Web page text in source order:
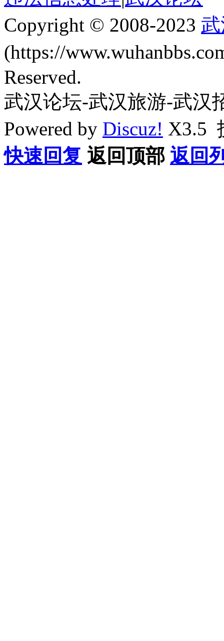
Copyright © 2008-2023
(https://
Reserved.
武汉论坛-武汉旅游-武汉
Powered by Discuz! X3.5
快速回复 返回顶部 返回